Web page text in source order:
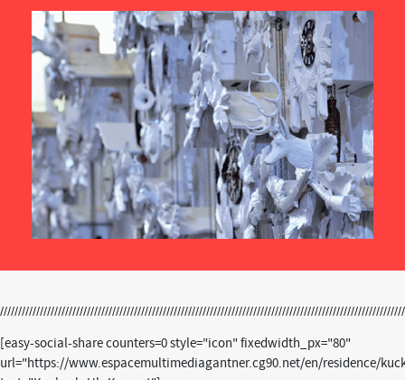
[easy-social-share counters=0 style="icon" fixedwidth_px="80"
url="https://www.espacemultimediagantner.cg90.net/en/residence/